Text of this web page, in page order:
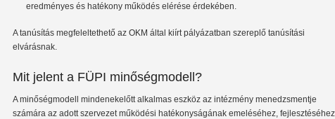
eredményes és hatékony működés elérése érdekében.
A tanúsítás megfeleltethető az OKM által kiírt pályázatban szereplő tanúsítási
elvárásnak.
Mit jelent a FÜPI minőségmodell?
A minőségmodell mindenekelőtt alkalmas eszköz az intézmény menedzsmentje
számára az adott szervezet működési hatékonyságának emeléséhez, fejlesztéséhez.